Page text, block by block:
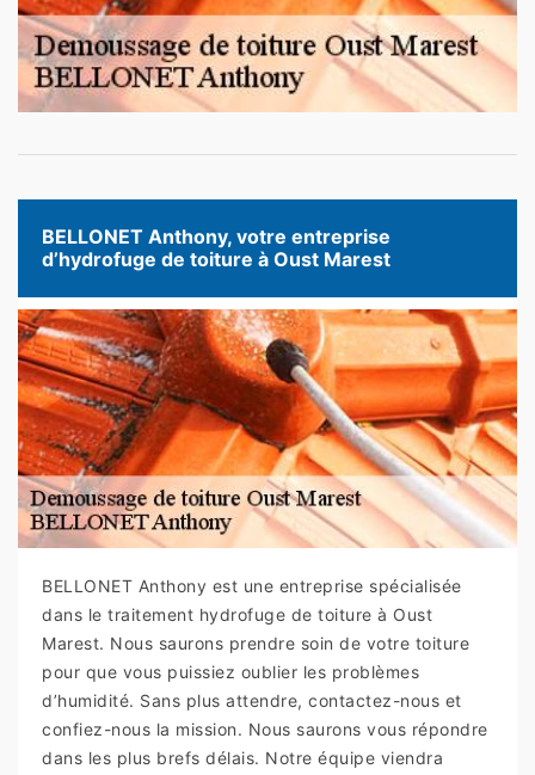
BELLONET Anthony, votre entreprise
d’hydrofuge de toiture à Oust Marest
BELLONET Anthony est une entreprise spécialisée
dans le traitement hydrofuge de toiture à Oust
Marest. Nous saurons prendre soin de votre toiture
pour que vous puissiez oublier les problèmes
d’humidité. Sans plus attendre, contactez-nous et
confiez-nous la mission. Nous saurons vous répondre
dans les plus brefs délais. Notre équipe viendra